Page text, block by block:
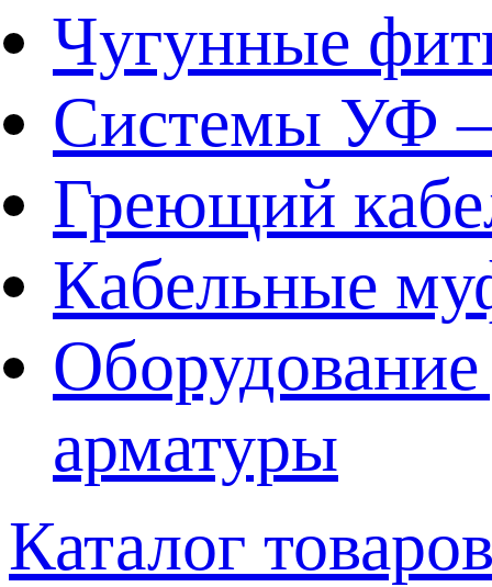
Чугунные
Системы УФ –
Греющий
Кабельные
арматуры
Каталог